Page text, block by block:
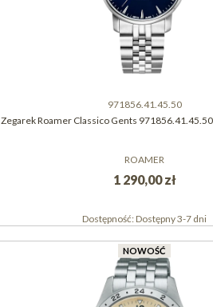
971856.41.45.50
Zegarek Roamer Classico Gents
ROAMER
1 290,00 zł
Dostępność:Dostępny 3-7 dni
NOWOŚĆ